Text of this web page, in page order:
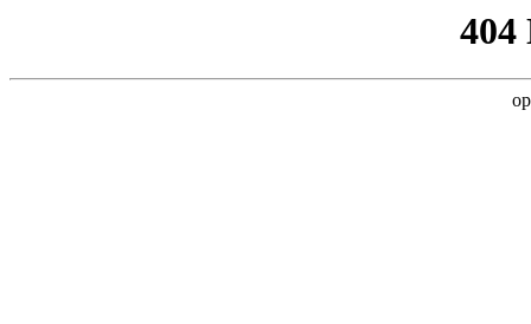
404